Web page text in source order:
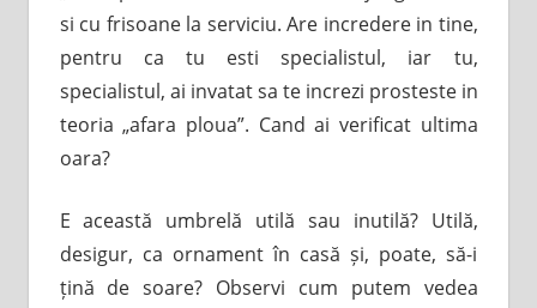
si cu frisoane la serviciu. Are incredere in tine,
pentru ca tu esti specialistul, iar tu,
specialistul, ai invatat sa te increzi prosteste in
teoria „afara ploua”. Cand ai verificat ultima
oara?
E această umbrelă utilă sau inutilă? Utilă,
desigur, ca ornament în casă și, poate, să-i
țină de soare? Observi cum putem vedea